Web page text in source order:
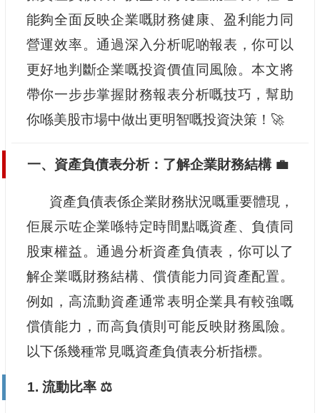
能夠全面反映企業嘅財務健康、盈利能力同
營運效率。通過深入分析呢啲報表，你可以
更好地判斷企業嘅投資價值同風險。本文將
帶你一步步掌握財務報表分析嘅技巧，幫助
你喺美股市場中做出更明智嘅投資決策！🚀
一、資產負債表分析：了解企業財務結構 💼
資產負債表係企業財務狀況嘅重要體現，
佢展示咗企業喺特定時間點嘅資產、負債同
股東權益。通過分析資產負債表，你可以了
解企業嘅財務結構、償債能力同資產配置。
例如，高流動資產通常表明企業具有較強嘅
償債能力，而高負債則可能反映財務風險。
以下係幾種常見嘅資產負債表分析指標。
1. 流動比率 ⚖️